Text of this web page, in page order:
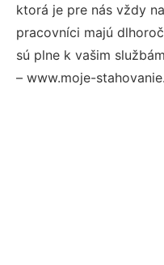
ktorá je pre nás vždy
pracovníci majú
sú plne k vašim
– www.moje-